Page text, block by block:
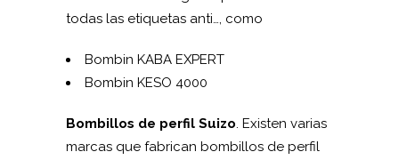
todas las etiquetas anti…, como
Bombin KABA EXPERT
Bombin KESO 4000
Bombillos de perfil Suizo. Existen varias
marcas que fabrican bombillos de perfil